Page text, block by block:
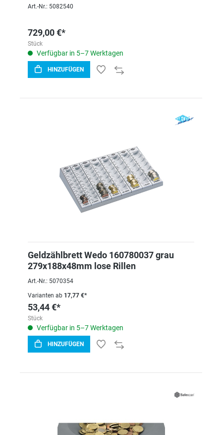
Art.-Nr.: 5082540
729,00 €*
Stück
Verfügbar in 5–7 Werktagen
HINZUFÜGEN
Geldzählbrett Wedo 160780037 grau
279x188x48mm lose Rillen
Art.-Nr.: 5070354
Varianten ab 17,77 €*
53,44 €*
Stück
Verfügbar in 5–7 Werktagen
HINZUFÜGEN